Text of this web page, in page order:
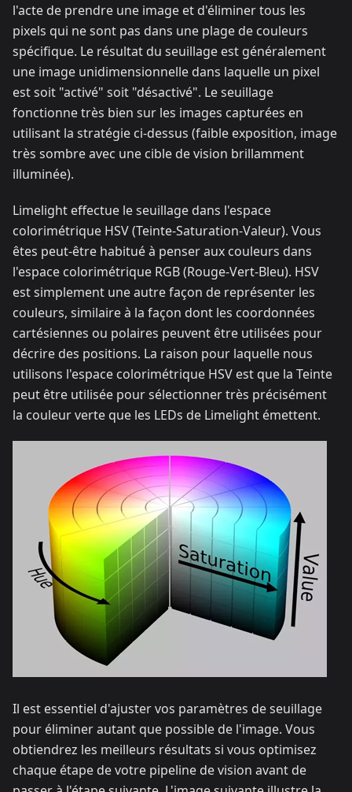
l'acte de prendre une image et d'éliminer tous les
pixels qui ne sont pas dans une plage de couleurs
spécifique. Le résultat du seuillage est généralement
une image unidimensionnelle dans laquelle un pixel
est soit "activé" soit "désactivé". Le seuillage
fonctionne très bien sur les images capturées en
utilisant la stratégie ci-dessus (faible exposition, image
très sombre avec une cible de vision brillamment
illuminée).
Limelight effectue le seuillage dans l'espace
colorimétrique HSV (Teinte-Saturation-Valeur). Vous
êtes peut-être habitué à penser aux couleurs dans
l'espace colorimétrique RGB (Rouge-Vert-Bleu). HSV
est simplement une autre façon de représenter les
couleurs, similaire à la façon dont les coordonnées
cartésiennes ou polaires peuvent être utilisées pour
décrire des positions. La raison pour laquelle nous
utilisons l'espace colorimétrique HSV est que la Teinte
peut être utilisée pour sélectionner très précisément
la couleur verte que les LEDs de Limelight émettent.
Il est essentiel d'ajuster vos paramètres de seuillage
pour éliminer autant que possible de l'image. Vous
obtiendrez les meilleurs résultats si vous optimisez
chaque étape de votre pipeline de vision avant de